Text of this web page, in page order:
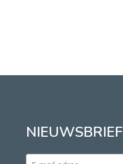
NIEUWSBRIEF
Email